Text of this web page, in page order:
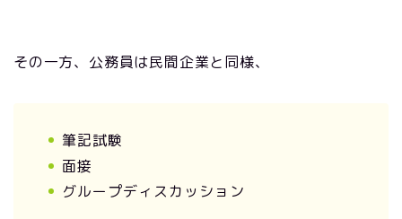
その一方、公務員は民間企業と同様、
筆記試験
面接
グループディスカッション